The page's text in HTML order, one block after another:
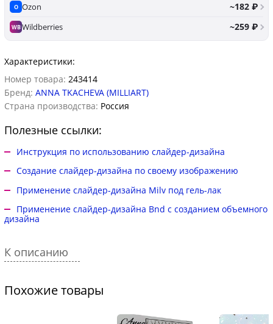
O Ozon ~182 ₽
WBWildberries ~259 ₽
Характеристики:
Номер товара: 243414
Бренд: ANNA TKACHEVA (MILLIART)
Страна производства: Россия
Полезные ссылки:
Инструкция по использованию слайдер-дизайна
Создание слайдер-дизайна по своему изображению
Применение слайдер-дизайна Milv под гель-лак
Применение слайдер-дизайна Bnd с созданием объемного
дизайна
К описанию
Похожие товары